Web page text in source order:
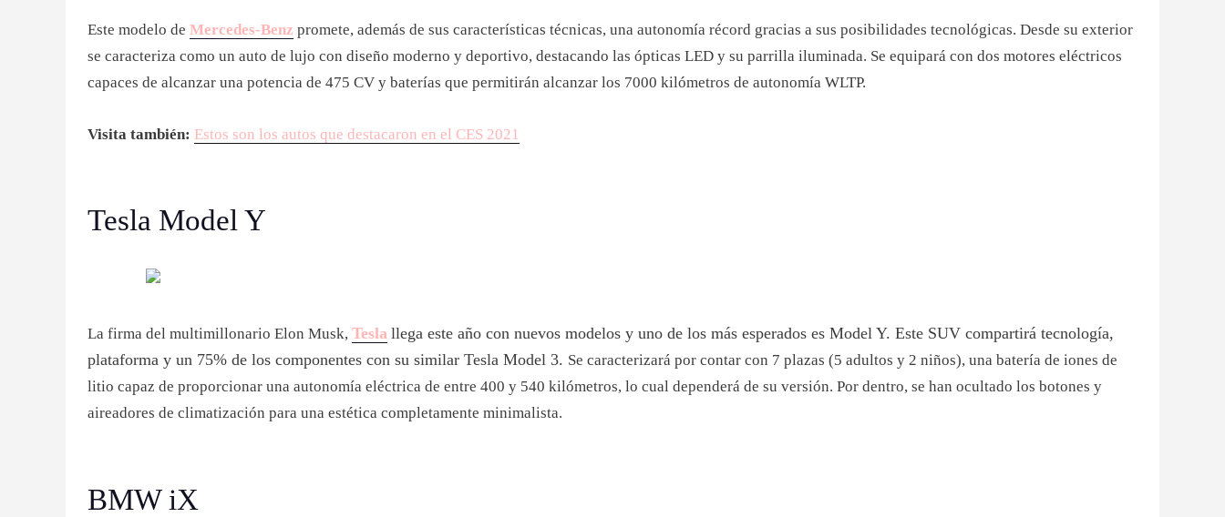
Este modelo de Mercedes-Benz promete, además de sus características técnicas, una autonomía récord gracias a sus posibilidades tecnológicas. Desde su exterior
se caracteriza como un auto de lujo con diseño moderno y deportivo, destacando las ópticas LED y su parrilla iluminada. Se equipará con dos motores eléctricos
capaces de alcanzar una potencia de 475 CV y baterías que permitirán alcanzar los 7000 kilómetros de autonomía WLTP.
Visita también: Estos son los autos que destacaron en el CES 2021
Tesla Model Y
La firma del multimillonario Elon Musk, Tesla llega este año con nuevos modelos y uno de los más esperados es Model Y. Este SUV compartirá tecnología,
plataforma y un 75% de los componentes con su similar Tesla Model 3. Se caracterizará por contar con 7 plazas (5 adultos y 2 niños), una batería de iones de
litio capaz de proporcionar una autonomía eléctrica de entre 400 y 540 kilómetros, lo cual dependerá de su versión. Por dentro, se han ocultado los botones y
aireadores de climatización para una estética completamente minimalista.
BMW iX